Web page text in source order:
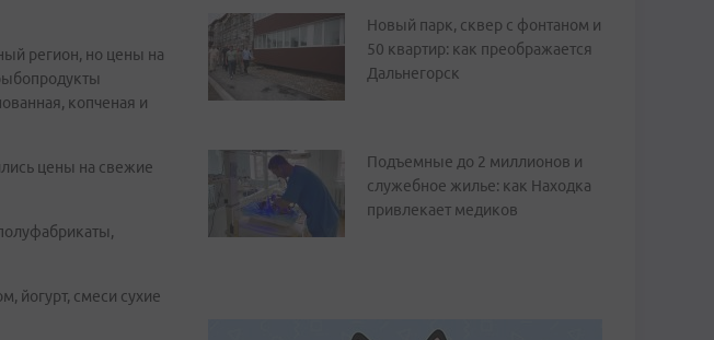
регион, но цены на
копченая и
цены на свежие
йогурт, смеси сухие
Новый парк, сквер с фонтаном и
50 квартир: как преображается
Дальнегорск
Подъемные до 2 миллионов и
служебное жилье: как Находка
привлекает медиков